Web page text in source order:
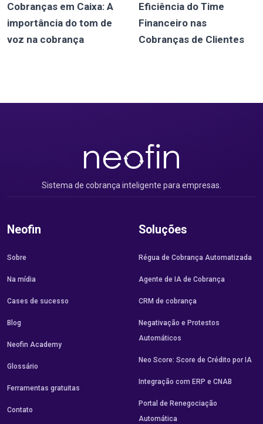
Cobranças em Caixa: A
importância do tom de
voz na cobrança
Eficiência do Time
Financeiro nas
Cobranças de Clientes
Sistema de cobrança inteligente para empresas.
Neofin
Sobre
Na mídia
Cases de sucesso
Blog
Neofin Academy
Glossário
Ferramentas gratuitas
Contato
Soluções
Régua de Cobrança Automatizada
Agente de IA de Cobrança
CRM de cobrança
Negativação e Protestos
Automáticos
Neo Score: Score de Crédito por IA
Integração com ERP e CNAB
Portal de Renegociação
Automática